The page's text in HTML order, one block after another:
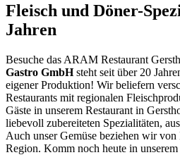
Fleisch und Döner-
Jahren
Besuche das ARAM Restaurant
Gastro GmbHsteht seit über 20
eigener Produktion! Wir beliefern
Restaurants mit regionalen
Gäste in unserem Restaurant in
liebevoll zubereiteten Spezialitäten,
Auch unser Gemüse beziehen wir
Region. Komm noch heute in